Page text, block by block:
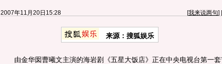
2007年11月20日15:28 [我来说两句]
来源：搜狐娱乐
由金华囡曹曦文主演的海岩剧《五星大饭店》正在中央电视台第一套